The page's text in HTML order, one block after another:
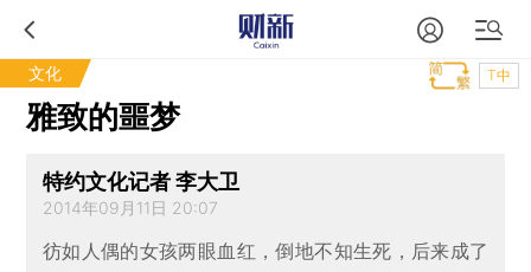
文化 T中
雅致的噩梦
特约文化记者 李大卫
2014年09月11日 20:07
彷如人偶的女孩两眼血红，倒地不知生死，后来成了